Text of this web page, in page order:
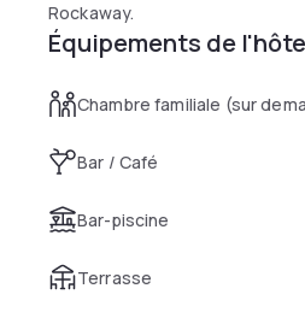
Rockaway.
Équipements de
Chambre familiale (sur
Bar / Café
Bar-piscine
Terrasse